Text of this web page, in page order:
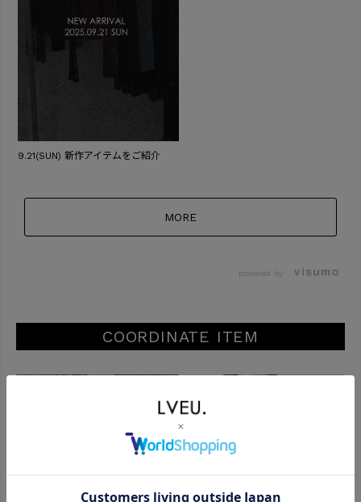
9.21(SUN) 新作アイテムをご紹介
MORE
powered by
COORDINATE ITEM